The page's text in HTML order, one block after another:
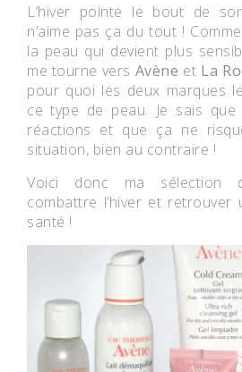
L’hiver pointe le bout de
n’aime pas ça du tout !
la peau qui devient plus
me tourne vers Avène et La
pour quoi les deux marques
ce type de peau. Je sais
réactions et que ça ne
situation, bien au contraire !
Voici donc ma sélection
combattre l’hiver et retrouver
santé !